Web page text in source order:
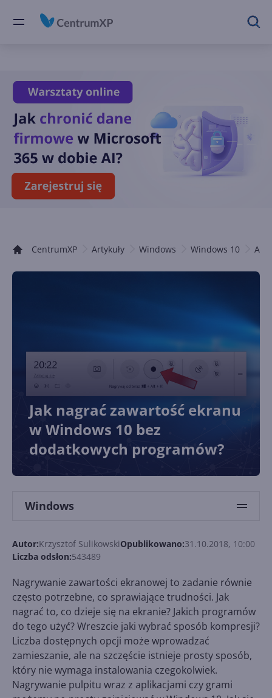
CentrumXP Artykuły Windows Windows 10
Jak nagrać zawartość ekranu
w Windows 10 bez
dodatkowych programów?
Windows
Autor:Krzysztof SulikowskiOpublikowano:31.10.2018, 10:00
Liczba odsłon:543489
Nagrywanie zawartości ekranowej to zadanie równie
często potrzebne, co sprawiające trudności. Jak
nagrać to, co dzieje się na ekranie? Jakich programów
do tego użyć? Wreszcie jaki wybrać sposób kompresji?
Liczba dostępnych opcji może wprowadzać
zamieszanie, ale na szczęście istnieje prosty sposób,
który nie wymaga instalowania czegokolwiek.
Nagrywanie pulpitu wraz z aplikacjami czy grami